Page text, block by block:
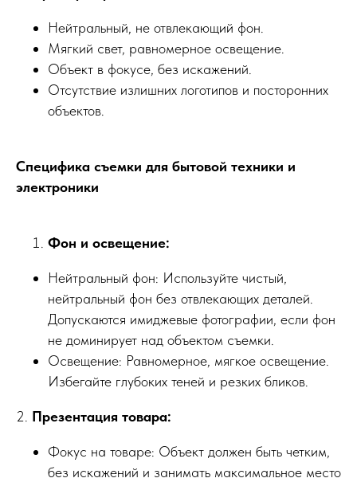
Нейтральный, не отвлекающий фон.
Мягкий свет, равномерное освещение.
Объект в фокусе, без искажений.
Отсутствие излишних логотипов и посторонних
объектов.
Специфика съемки для бытовой техники и
электроники
Фон и освещение:
Нейтральный фон: Используйте чистый,
нейтральный фон без отвлекающих деталей.
Допускаются имиджевые фотографии, если фон
не доминирует над объектом съемки.
Освещение: Равномерное, мягкое освещение.
Избегайте глубоких теней и резких бликов.
2. Презентация товара:
Фокус на товаре: Объект должен быть четким,
без искажений и занимать максимальное место